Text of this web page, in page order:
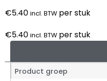
€5.40 incl. BTW per stuk
€5.40 incl. BTW per stuk
Product groep